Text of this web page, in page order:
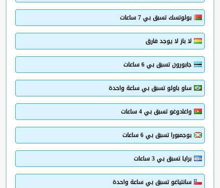
بولوتسك تسبق بي 7 ساعات
لا باز لا يوجد فارق
جابورون تسبق بي 6 ساعات
ساو باولو تسبق بي ساعة واحدة
واغادوغو تسبق بي 4 ساعات
بوجمبورا تسبق بي 6 ساعات
برايا تسبق بي 3 ساعات
سانتياغو تسبق بي ساعة واحدة